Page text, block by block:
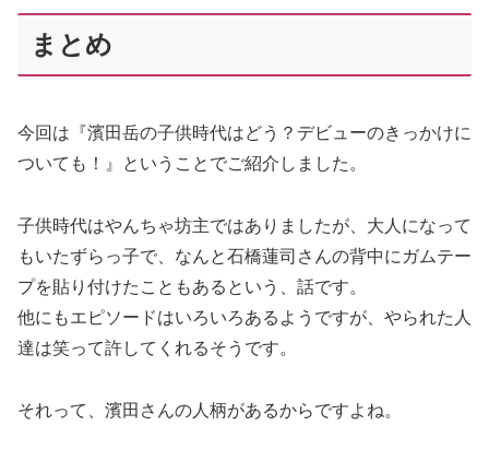
まとめ
今回は『濱田岳の子供時代はどう？デビューのきっかけに
ついても！』ということでご紹介しました。
子供時代はやんちゃ坊主ではありましたが、大人になって
もいたずらっ子で、なんと石橋蓮司さんの背中にガムテー
プを貼り付けたこともあるという、話です。
他にもエピソードはいろいろあるようですが、やられた人
達は笑って許してくれるそうです。
それって、濱田さんの人柄があるからですよね。